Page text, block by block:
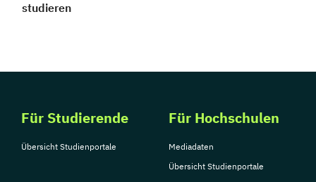
studieren
Für Studierende
Übersicht Studienportale
Für Hochschulen
Mediadaten
Übersicht Studienportale